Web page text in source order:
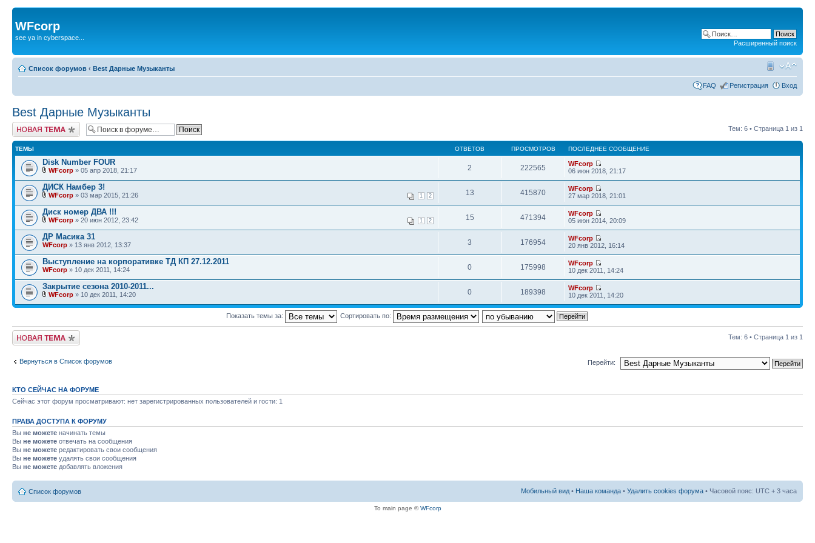
WFcorp
see ya in cyberspace...
Расширенный поиск
Список форумов ‹ Best Дарные Музыканты
FAQ Регистрация Вход
Best Дарные Музыканты
Начать новую тему Тем: 6 • Страница 1 из 1
ТЕМЫ ОТВЕТОВ ПРОСМОТРОВ ПОСЛЕДНЕЕ СООБЩЕНИЕ
Disk Number FOUR
WFcorp » 05 апр 2018, 21:17 2 222565
WFcorp
06 июн 2018, 21:17
ДИСК Намбер 3!
1 2
WFcorp » 03 мар 2015, 21:26 13 415870
WFcorp
27 мар 2018, 21:01
Диск номер ДВА !!!
1 2
WFcorp » 20 июн 2012, 23:42 15 471394
WFcorp
05 июн 2014, 20:09
ДР Масика 31
WFcorp » 13 янв 2012, 13:37 3 176954
WFcorp
20 янв 2012, 16:14
Выступление на корпоративке ТД КП 27.12.2011
WFcorp » 10 дек 2011, 14:24 0 175998
WFcorp
10 дек 2011, 14:24
Закрытие сезона 2010-2011...
WFcorp » 10 дек 2011, 14:20 0 189398
WFcorp
10 дек 2011, 14:20
Показать темы за: Сортировать по:
Начать новую тему Тем: 6 • Страница 1 из 1
Вернуться в Список форумов Перейти:
КТО СЕЙЧАС НА ФОРУМЕ
Сейчас этот форум просматривают: нет зарегистрированных пользователей и гости: 1
ПРАВА ДОСТУПА К ФОРУМУ
Вы не можете начинать темы
Вы не можете отвечать на сообщения
Вы не можете редактировать свои сообщения
Вы не можете удалять свои сообщения
Вы не можете добавлять вложения
Список форумов Мобильный вид • Наша команда • Удалить cookies форума • Часовой пояс: UTC + 3 часа
To main page ©WFcorp